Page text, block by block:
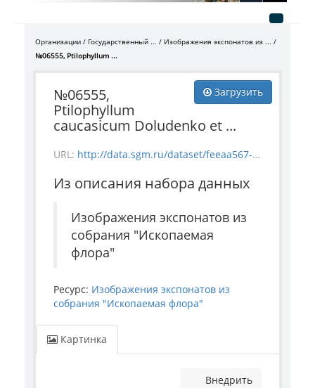
Организации Государственный ...
Изображения экспонатов из ...
№06555, Ptilophyllum ...
Загрузить
№06555,
Ptilophyllum
caucasicum Doludenko et ...
URL: http://data.sgm.ru/dataset/feeaa567-e841-4fc6-ab56-73987ea6492e/resource/31a9d29f-be85-43f4-96ea-224a0122b5c4/download/flora_6555.jpg
Из описания набора данных
Изображения экспонатов из
собрания "Ископаемая
флора"
Ресурс: Изображения экспонатов из
собрания "Ископаемая флора"
Картинка
Внедрить